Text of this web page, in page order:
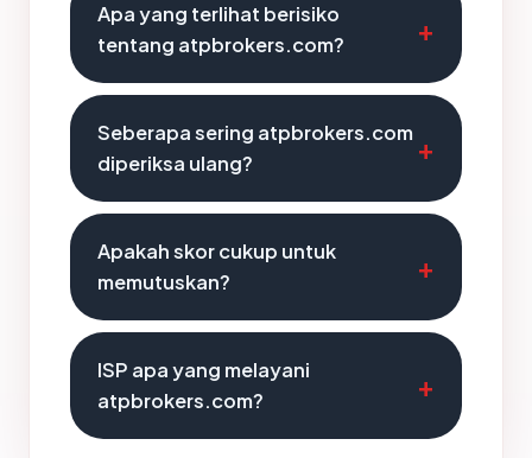
Apa yang terlihat berisiko
tentang atpbrokers.com?
Seberapa sering atpbrokers.com
diperiksa ulang?
Apakah skor cukup untuk
memutuskan?
ISP apa yang melayani
atpbrokers.com?